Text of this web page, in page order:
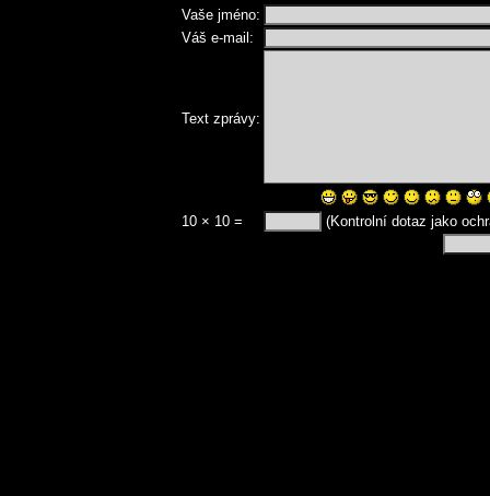
Vaše jméno:
Váš e-mail:
Text zprávy:
10 × 10 = (Kontrolní dotaz jako